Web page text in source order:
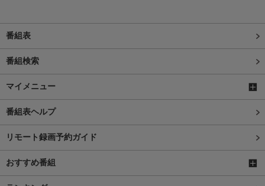
番組表
番組検索
マイメニュー
番組表ヘルプ
リモート録画予約ガイド
おすすめ番組